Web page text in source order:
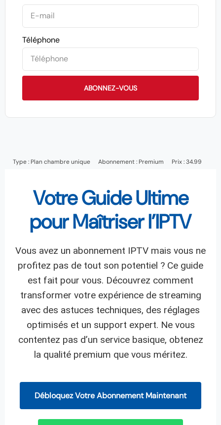
Téléphone
ABONNEZ-VOUS
Type : Plan chambre unique Abonnement : Premium Prix : 34.99
Votre Guide Ultime
pour Maîtriser l’IPTV
Vous avez un abonnement IPTV mais vous ne
profitez pas de tout son potentiel ? Ce guide
est fait pour vous. Découvrez comment
transformer votre expérience de streaming
avec des astuces techniques, des réglages
optimisés et un support expert. Ne vous
contentez pas d’un service basique, obtenez
la qualité premium que vous méritez.
Débloquez Votre Abonnement Maintenant